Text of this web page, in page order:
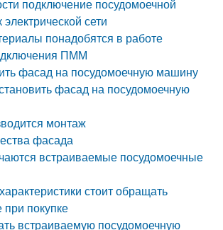
подключение посудомоечной
сети
понадобятся в работе
ПММ
фасад на посудомоечную машину
фасад на посудомоечную
монтаж
фасада
встраиваемые посудомоечные
стоит обращать
покупке
встраиваемую посудомоечную